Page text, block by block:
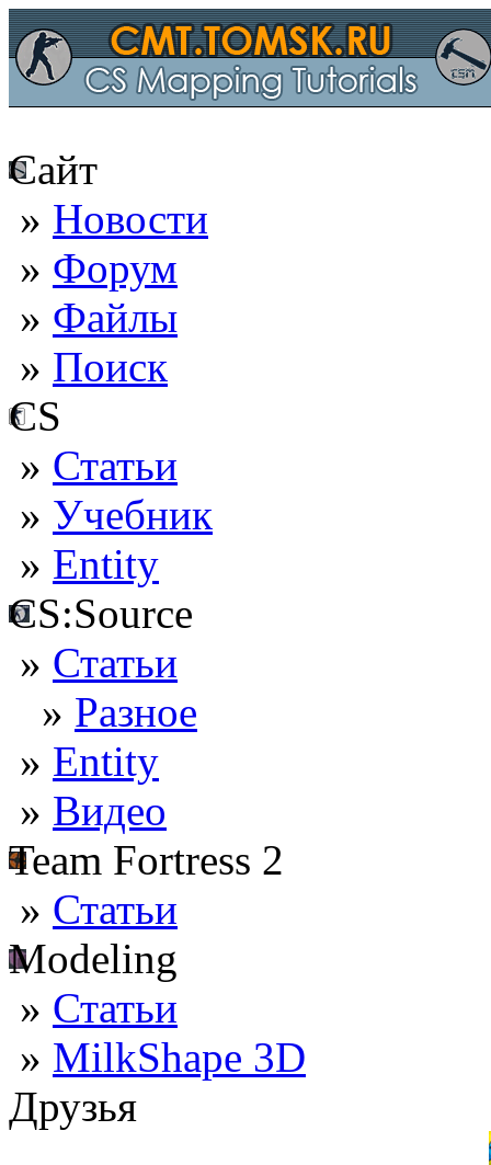
Сайт
» Новости
» Форум
» Файлы
» Поиск
CS
» Статьи
» Учебник
» Entity
CS:Source
» Статьи
» Разное
» Entity
» Видео
Team Fortress 2
» Статьи
Modeling
» Статьи
» MilkShape 3D
Друзья